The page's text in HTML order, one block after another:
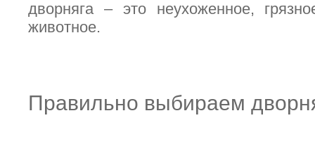
дворняга – это неухоженное,
животное.
Правильно выбираем